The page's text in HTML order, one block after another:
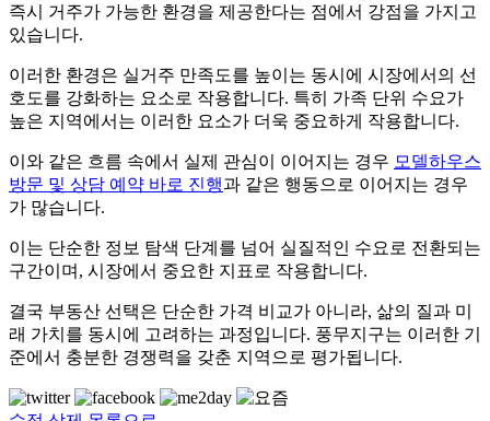
즉시 거주가 가능한 환경을 제공한다는 점에서 강점을 가지고
있습니다.
이러한 환경은 실거주 만족도를 높이는 동시에 시장에서의 선
호도를 강화하는 요소로 작용합니다. 특히 가족 단위 수요가
높은 지역에서는 이러한 요소가 더욱 중요하게 작용합니다.
이와 같은 흐름 속에서 실제 관심이 이어지는 경우 모델하우스
방문 및 상담 예약 바로 진행과 같은 행동으로 이어지는 경우
가 많습니다.
이는 단순한 정보 탐색 단계를 넘어 실질적인 수요로 전환되는
구간이며, 시장에서 중요한 지표로 작용합니다.
결국 부동산 선택은 단순한 가격 비교가 아니라, 삶의 질과 미
래 가치를 동시에 고려하는 과정입니다. 풍무지구는 이러한 기
준에서 충분한 경쟁력을 갖춘 지역으로 평가됩니다.